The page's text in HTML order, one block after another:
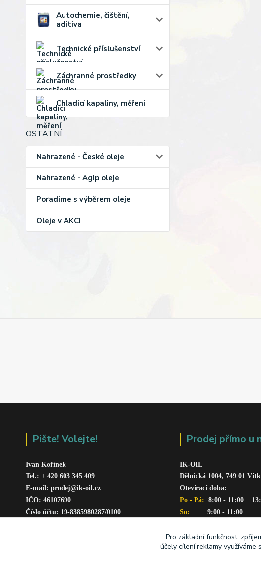
Autochemie, čištění,
aditiva
Technické příslušenství
Záchranné prostředky
Chladící kapaliny, měření
OSTATNÍ
Nahrazené - České oleje
Nahrazené - Agip oleje
Poradíme s výběrem oleje
Oleje v AKCI
Pište! Volejte!
Ivan Kořínek
Tel.: + 420 603 345 409
E-mail: prodej@ik-oil.cz
IČO: 46107690
Číslo účtu: 19-8385980287/0100
Prodej přímo u
IK-OIL
Dělnická 1004, 749 01
Otevírací doba:
Po - Pá: 8:00 - 11:00
So:
      9:00 - 11:00
Pro základní funkčnost,
účely cílení reklamy využíváme